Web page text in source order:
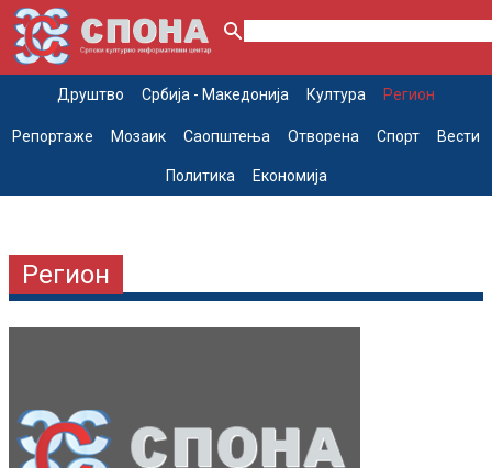
Друштво Србија - Македонија Култура Регион
Репортаже Мозаик Саопштења Отворена Спорт Вести
Политика Економија
Регион